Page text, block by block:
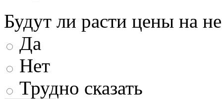
Будут ли расти цены на
Да
Нет
Трудно сказать